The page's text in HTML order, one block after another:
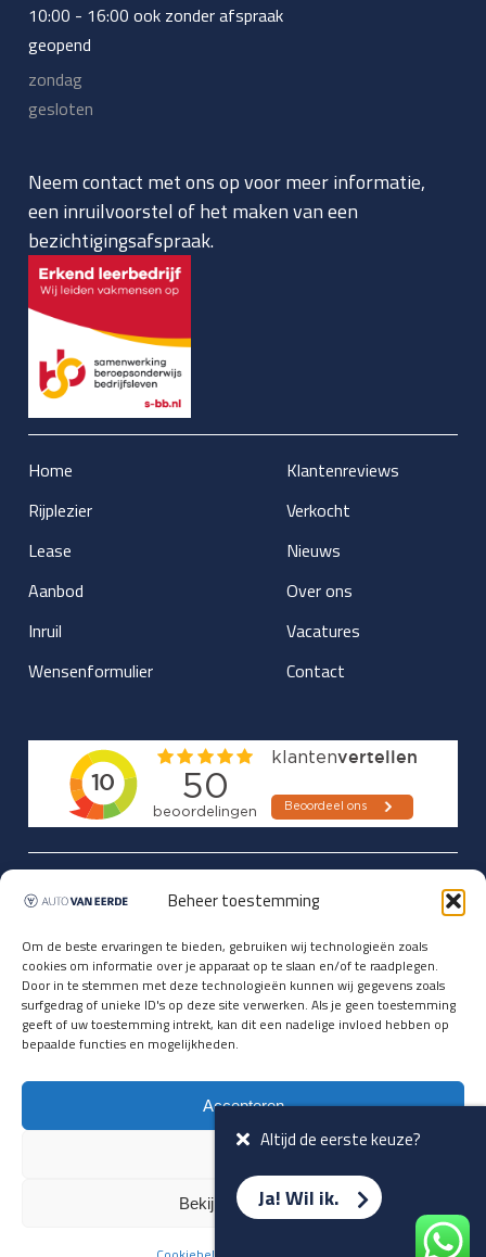
Beheer toestemming
Om de beste ervaringen te bieden, gebruiken wij technologieën zoals
cookies om informatie over je apparaat op te slaan en/of te raadplegen.
Door in te stemmen met deze technologieën kunnen wij gegevens zoals
surfgedrag of unieke ID's op deze site verwerken. Als je geen toestemming
geeft of uw toestemming intrekt, kan dit een nadelige invloed hebben op
bepaalde functies en mogelijkheden.
Accepteren
Bekijk voorkeuren
10:00 - 16:00 ook zonder afspraak
geopend
zondag
gesloten
Neem contact met ons op voor meer informatie,
een inruilvoorstel of het maken van een
bezichtigingsafspraak.
Home
Rijplezier
Lease
Aanbod
Inruil
Wensenformulier
Klantenreviews
Verkocht
Nieuws
Over ons
Vacatures
Contact
Updates over nieuwbinnen-komers
vóórdat ze op de portals staan?
Registreer je hier.
E-mailadres *
Altijd de eerste keuze?
Ja! Wil ik.